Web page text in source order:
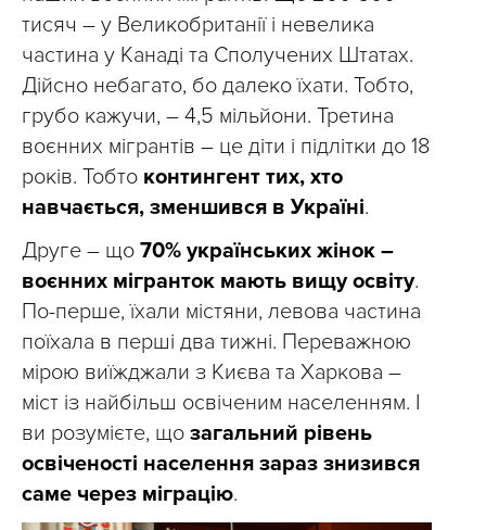
тисяч – у Великобританії і невелика
частина у Канаді та Сполучених Штатах.
Дійсно небагато, бо далеко їхати. Тобто,
грубо кажучи, – 4,5 мільйони. Третина
воєнних мігрантів – це діти і підлітки до 18
років. Тобто контингент тих, хто
навчається, зменшився в Україні.
Друге – що 70% українських жінок –
воєнних мігранток мають вищу освіту.
По-перше, їхали містяни, левова частина
поїхала в перші два тижні. Переважною
мірою виїжджали з Києва та Харкова –
міст із найбільш освіченим населенням. І
ви розумієте, що загальний рівень
освіченості населення зараз знизився
саме через міграцію.